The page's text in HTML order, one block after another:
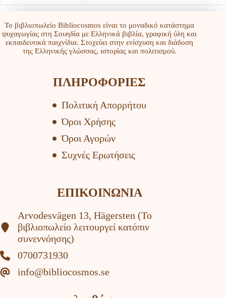
Το βιβλιοπωλείο Bibliocosmos είναι το μοναδικό κατάστημα
ψυχαγωγίας στη Σουηδία με Ελληνικά βιβλία, γραφική ύλη και
εκπαιδευτικά παιχνίδια. Στοχεύει στην ενίσχυση και διάδοση
της Ελληνικής γλώσσας, ιστορίας και πολιτισμού.
ΠΛΗΡΟΦΟΡΙΕΣ
Πολιτική Απορρήτου
Όροι Χρήσης
Όροι Αγορών
Συχνές Ερωτήσεις
ΕΠΙΚΟΙΝΩΝΙΑ
Arvodesvägen 13, Hägersten (To
βιβλιοπωλείο λειτουργεί κατόπιν
συνεννόησης)
0700731930
info@bibliocosmos.se